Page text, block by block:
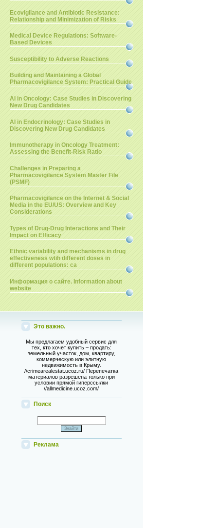
Ecovigilance and Antibiotic Resistance:
Relationship and Minimization of Risks
Medical Device Regulations: Software-
Based Devices
Susceptibility to Adverse Reactions
Building and Maintaining a Global
Pharmacovigilance System: Practical Guide
AI in Oncology: Case Studies in Discovering
New Drug Candidates
AI in Endocrinology: Case Studies in
Discovering New Drug Candidates
Immunotherapy in Oncology Treatment:
Assessing the Benefit-Risk Ratio
Challenges in Preparing a
Pharmacovigilance System Master File
(PSMF)
Pharmacovigilance on the Internet & Social
Media in the EU/US: Overview and Key
Considerations
Types of Drug-Drug Interactions and Their
Impact on Efficacy
Ethnic variability and mechanisms in drug
effectiveness wtih different doses in
different populations: ca
Информация о сайте. Information about
website
Это важно.
Мы предлагаем удобный сервис для
тех, кто хочет купить – продать:
земельный участок, дом, квартиру,
коммерческую или элитную
недвижимость в Крыму.
//crimearealestat.ucoz.ru/ Перепечатка
материалов разрешена только при
условии прямой гиперссылки
//allmedicine.ucoz.com/
Поиск
Реклама